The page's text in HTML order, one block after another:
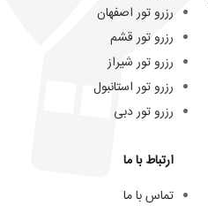
رزرو تور اصفهان
رزرو تور قشم
رزرو تور شیراز
رزرو تور استانبول
رزرو تور دبی
ارتباط با ما
تماس با ما